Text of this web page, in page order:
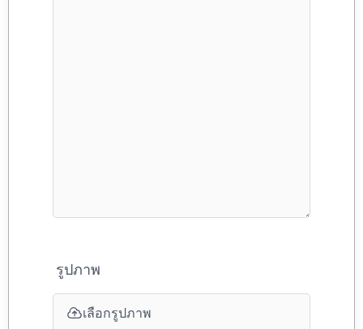
รูปภาพ
เลือกรูปภาพ